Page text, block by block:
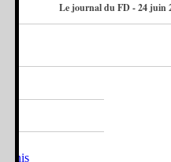
Le journal du FD - 24 juin